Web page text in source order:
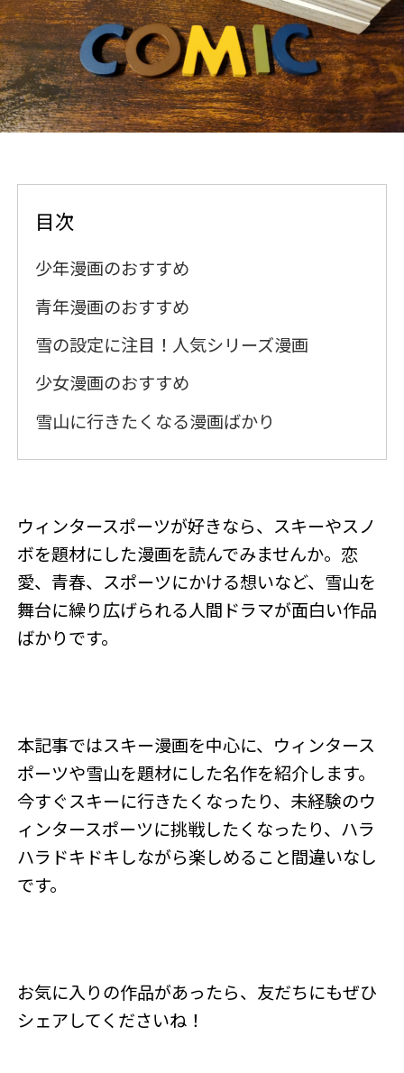
目次
少年漫画のおすすめ
青年漫画のおすすめ
雪の設定に注目！人気シリーズ漫画
少女漫画のおすすめ
雪山に行きたくなる漫画ばかり
ウィンタースポーツが好きなら、スキーやスノ
ボを題材にした漫画を読んでみませんか。恋
愛、青春、スポーツにかける想いなど、雪山を
舞台に繰り広げられる人間ドラマが面白い作品
ばかりです。
本記事ではスキー漫画を中心に、ウィンタース
ポーツや雪山を題材にした名作を紹介します。
今すぐスキーに行きたくなったり、未経験のウ
ィンタースポーツに挑戦したくなったり、ハラ
ハラドキドキしながら楽しめること間違いなし
です。
お気に入りの作品があったら、友だちにもぜひ
シェアしてくださいね！